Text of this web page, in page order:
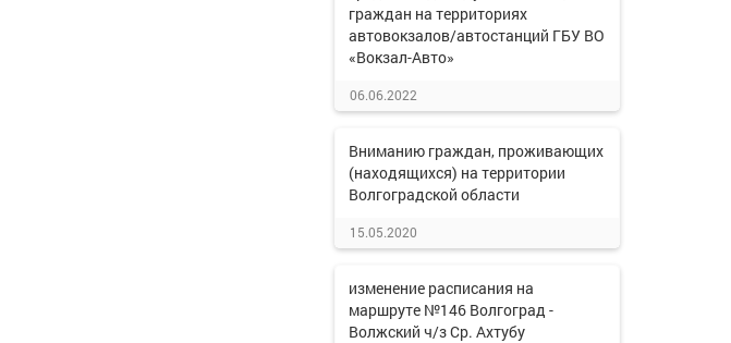
граждан на территориях
автовокзалов/автостанций ГБУ ВО
«Вокзал-Авто»
06.06.2022
Вниманию граждан, проживающих
(находящихся) на территории
Волгоградской области
15.05.2020
изменение расписания на
маршруте №146 Волгоград -
Волжский ч/з Ср. Ахтубу